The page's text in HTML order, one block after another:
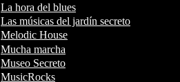
La hora del blues
Las músicas del jardín secreto
Melodic House
Mucha marcha
Museo Secreto
MusicRocks